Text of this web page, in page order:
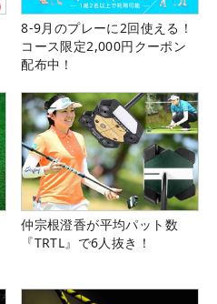
8-9月のプレーに2回使える！
コース限定2,000円クーポン
配布中！
仲宗根澄香が平均パット数
『TRTL』で6人抜き！